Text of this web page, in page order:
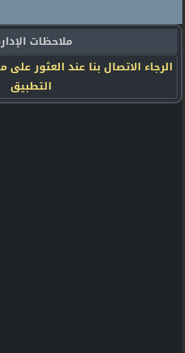
ملاحظات
الرجاء الاتصال بنا عند العثور
التطبيق